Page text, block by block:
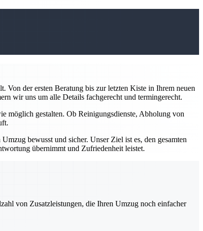
Von der ersten Beratung bis zur letzten Kiste in Ihrem neuen
wir uns um alle Details fachgerecht und termingerecht.
möglich gestalten. Ob Reinigungsdienste, Abholung von
bewusst und sicher. Unser Ziel ist es, den gesamten
übernimmt und Zufriedenheit leistet.
von Zusatzleistungen, die Ihren Umzug noch einfacher